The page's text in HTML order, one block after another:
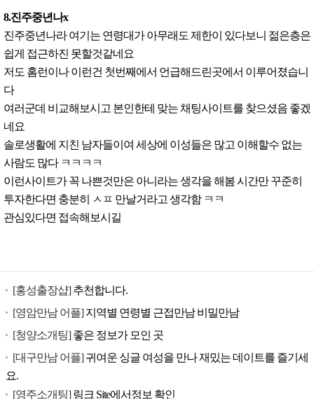
8.진주중년나x
진주중년나라 여기는 연령대가 아무래도 제한이 있다보니 젊은층은
쉽게 접근하진 못할것같네요
저도 홈런이나 이런건 첫번째에서 언급해드린곳에서 이루어졌습니
다
여러군데 비교해보시고 본인한테 맞는 채팅사이트를 찾으셨음 좋겠
네요
솔로생활에 지친 남자들이여 세상에 이성들은 많고 이해할수 없는
사람도 많다 ㅋㅋㅋㅋ
이런사이트가 꼭 나쁜것만은 아니라는 생각을 해봄 시간만 꾸준히
투자한다면 충분히 ㅅㅍ 만날거라고 생각함 ㅋㅋ
관심있다면 접속해보시길
[홍성출장샵]추천합니다.
[영암만남 어플]지역별 연령별 근접만남 비밀만남
[청양소개팅]좋은 정보가 모인 곳
[대구만남 어플]귀여운 싱글 여성을 만나 재밌는 데이트를 즐기세
요.
[영주소개팅]링크 Site에서정보 확인